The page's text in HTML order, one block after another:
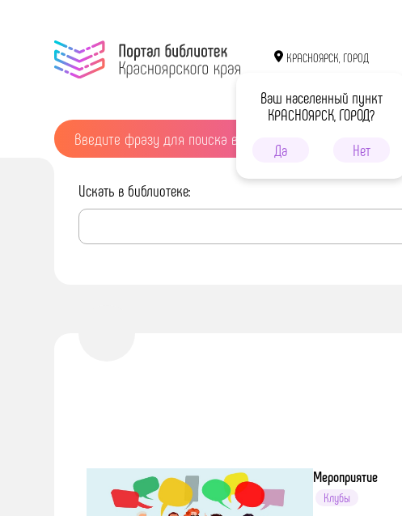
КРАСНОЯРСК, ГОРОД
Ваш населенный пункт
КРАСНОЯРСК, ГОРОД?
Да
Нет
Искать в библиотеке:
Мероприятие
Клубы